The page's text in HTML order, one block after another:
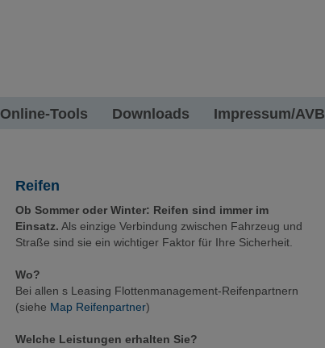
Online-Tools Downloads Impressum/AVB
Reifen
Ob Sommer oder Winter: Reifen sind immer im
Einsatz. Als einzige Verbindung zwischen Fahrzeug und
Straße sind sie ein wichtiger Faktor für Ihre Sicherheit.
Wo?
Bei allen s Leasing Flottenmanagement-Reifenpartnern
(siehe Map Reifenpartner)
Welche Leistungen erhalten Sie?